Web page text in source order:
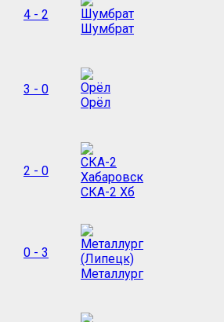
4 - 2
Шумбрат
3 - 0
Орёл
2 - 0
СКА-2 Хб
0 - 3
Металлург